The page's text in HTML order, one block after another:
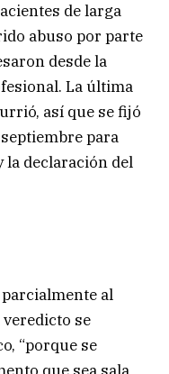
de larga
abuso por parte
desde la
La última
así que se fijó
para
la declaración del
al
veredicto se
“porque se